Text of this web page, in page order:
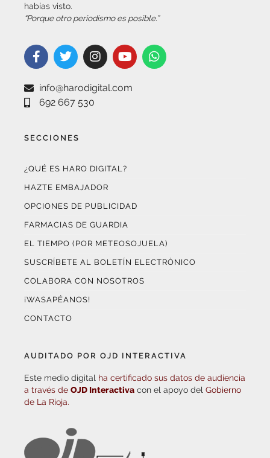
habías visto.
“Porque otro periodismo es posible.”
info@harodigital.com
692 667 530
SECCIONES
¿QUÉ ES HARO DIGITAL?
HAZTE EMBAJADOR
OPCIONES DE PUBLICIDAD
FARMACIAS DE GUARDIA
EL TIEMPO (POR METEOSOJUELA)
SUSCRÍBETE AL BOLETÍN ELECTRÓNICO
COLABORA CON NOSOTROS
¡WASAPÉANOS!
CONTACTO
AUDITADO POR OJD INTERACTIVA
Este medio digital ha certificado sus datos de audiencia
a través de OJD Interactiva con el apoyo del Gobierno
de La Rioja.